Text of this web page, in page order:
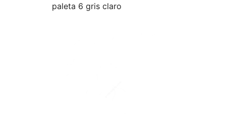
paleta 6 gris claro